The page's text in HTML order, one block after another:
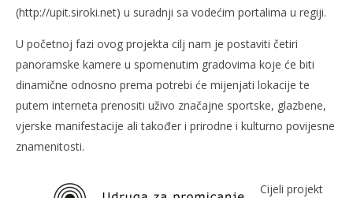
(http://upit.siroki.net) u suradnji sa vodećim portalima u regiji.
U početnoj fazi ovog projekta cilj nam je postaviti četiri
panoramske kamere u spomenutim gradovima koje će biti
dinamične odnosno prema potrebi će mijenjati lokacije te
putem interneta prenositi uživo značajne sportske, glazbene,
vjerske manifestacije ali također i prirodne i kulturno povijesne
znamenitosti.
Cijeli projekt